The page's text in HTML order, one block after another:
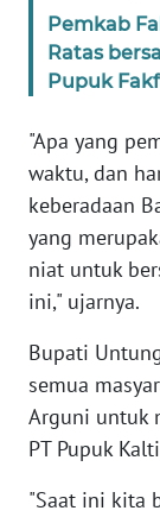
Pemkab
Ratas
Pupuk
"Apa yang
waktu, dan
keberadaan
yang
niat untuk
ini," ujarnya.
Bupati
semua
Arguni untuk
PT Pupuk
"Saat ini kita
WN
JABAR
BANTEN
WN
NTT
WN
WN
PAPUA
PAPUA